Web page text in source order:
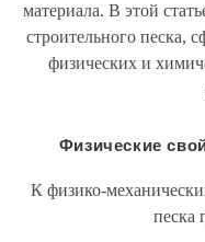
материала. В этой
строительного песка,
физических и
Физические
К физико-
песка